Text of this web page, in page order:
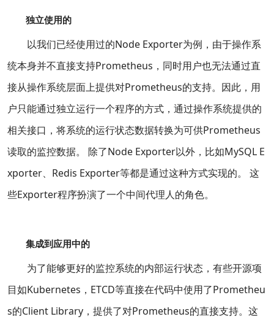
独立使用的
以我们已经使用过的Node Exporter为例，由于操作系
统本身并不直接支持Prometheus，同时用户也无法通过直
接从操作系统层面上提供对Prometheus的支持。因此，用
户只能通过独立运行一个程序的方式，通过操作系统提供的
相关接口，将系统的运行状态数据转换为可供Prometheus
读取的监控数据。 除了Node Exporter以外，比如MySQL E
xporter、Redis Exporter等都是通过这种方式实现的。 这
些Exporter程序扮演了一个中间代理人的角色。
集成到应用中的
为了能够更好的监控系统的内部运行状态，有些开源项
目如Kubernetes，ETCD等直接在代码中使用了Prometheu
s的Client Library，提供了对Prometheus的直接支持。这